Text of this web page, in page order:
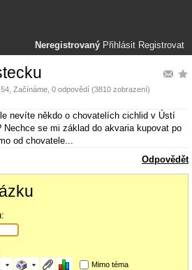
Neregistrovaný Přihlásit Registrovat
Začínáme , 0 odpovědí (3810 zobrazení)
nevíte někdo o chovatelích cichlid v Ústí
Nechce se mi základ do akvaria kupovat po
od chovatele...
Odpovědět
Mimo téma